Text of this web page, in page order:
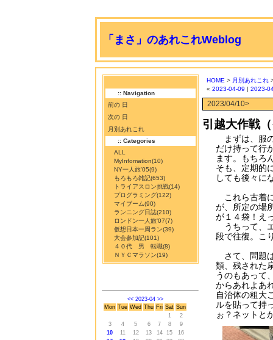
「まさ」のあれこれWeblog
:: Navigation
前の 日
次の 日
月別あれこれ
:: Categories
ALL
MyInfomation(10)
NY一人旅'05(9)
もろもろ雑記(653)
トライアスロン挑戦(14)
プログラミング(122)
マイブーム(90)
ランニング日誌(210)
ロンドン一人旅'07(7)
仮想日本一周ラン(39)
大会参加記(101)
４０代 男 転職(8)
ＮＹＣマラソン(19)
<< 2023-04 >>
Mon Tue Wed Thu Fri Sat Sun
1
2
3
4 5 6 7 8
9
10
11 12 13 14 15
16
HOME > 月別あれこれ
« 2023-04-09 | 2023-
2023/04/10>
引越大作戦
まずは、服
だけ持って行
ます。もちろ
そも、定期的
しても後々に
これら古着
が、所定の場
が１４袋！え
うちって、
段で往復。こ
さて、問題
類、残された
うのもあって
からあれよあ
自治体の粗大
ルを貼って持
ぉ？ネットと